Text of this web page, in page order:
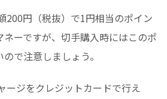
200円（税抜）で1円相当のポイン
ネーですが、切手購入時にはこのポ
で注意しましょう。
ージをクレジットカードで行え